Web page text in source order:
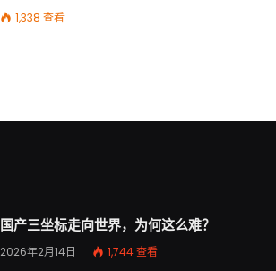
1,338 查看
国产三坐标走向世界，为何这么难？
2026年2月14日 1,744查看